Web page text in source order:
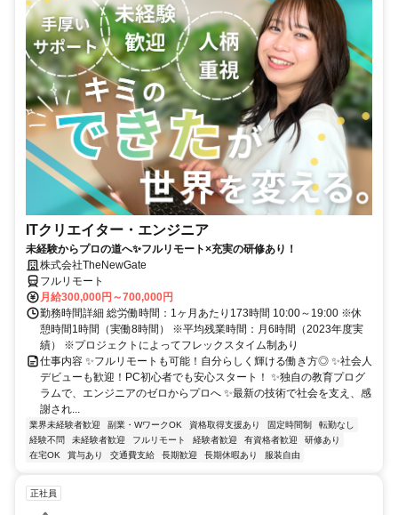
ITクリエイター・エンジニア
未経験からプロの道へ✨フルリモート×充実の研修あり！
株式会社TheNewGate
フルリモート
月給300,000円～700,000円
勤務時間詳細 総労働時間：1ヶ月あたり173時間 10:00～19:00 ※休
憩時間1時間（実働8時間） ※平均残業時間：月6時間（2023年度実
績） ※プロジェクトによってフレックスタイム制あり
仕事内容 ✨フルリモートも可能！自分らしく輝ける働き方◎ ✨社会人
デビューも歓迎！PC初心者でも安心スタート！ ✨独自の教育プログ
ラムで、エンジニアのゼロからプロへ ✨最新の技術で社会を支え、感
謝され...
業界未経験者歓迎 副業・WワークOK 資格取得支援あり 固定時間制
転勤なし
経験不問
未経験者歓迎 フルリモート 経験者歓迎 有資格者歓迎
研修あり
在宅OK
賞与あり 交通費支給 長期歓迎 長期休暇あり 服装自由
正社員